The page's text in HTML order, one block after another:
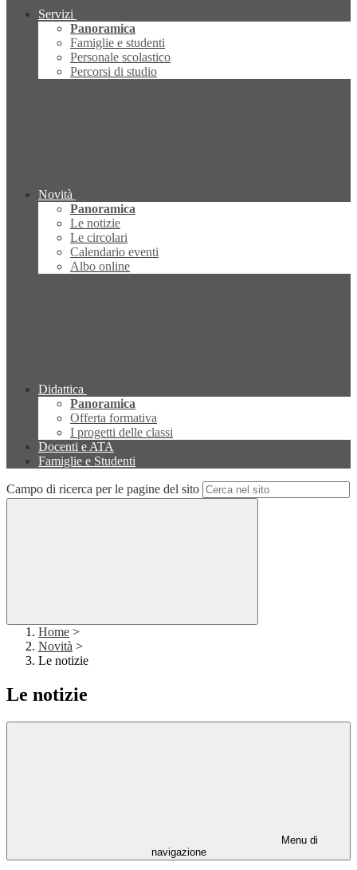
Servizi
Panoramica
Famiglie e studenti
Personale scolastico
Percorsi di studio
Novità
Panoramica
Le notizie
Le circolari
Calendario eventi
Albo online
Didattica
Panoramica
Offerta formativa
I progetti delle classi
Docenti e ATA
Famiglie e Studenti
Campo di ricerca per le pagine del sito
Home >
Novità >
Le notizie
Le notizie
Menu di
navigazione